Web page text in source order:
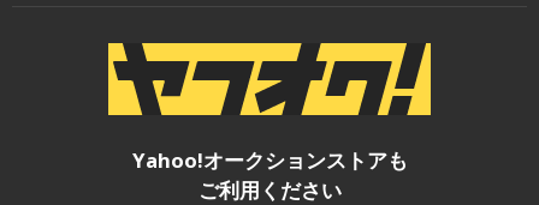
Yahoo!オークションストアも
ご利用ください